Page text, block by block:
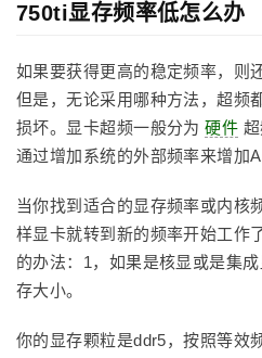
750ti显存频率低怎么办
如果要获得更高的稳定频率，则
但是，无论采用哪种方法，超频
损坏。显卡超频一般分为硬件
通过增加系统的外部频率来增加
当你找到适合的显存频率或内核
样显卡就转到新的频率开始工作
的办法：1，如果是核显或是集
存大小。
你的显存颗粒是ddr5，按照等效